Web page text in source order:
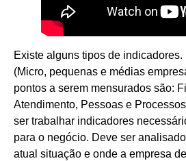
Existe alguns tipos de indicadores.
(Micro, pequenas e médias
pontos a serem mensurados são:
Atendimento, Pessoas e
ser trabalhar indicadores
para o negócio. Deve ser
atual situação e onde a empresa